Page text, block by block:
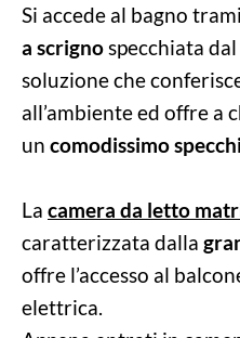
Si accede al bagno
a scrigno specchiata
soluzione che
all’ambiente ed offre a
un comodissimo
La camera da letto
caratterizzata dalla
offre l’accesso al
elettrica.